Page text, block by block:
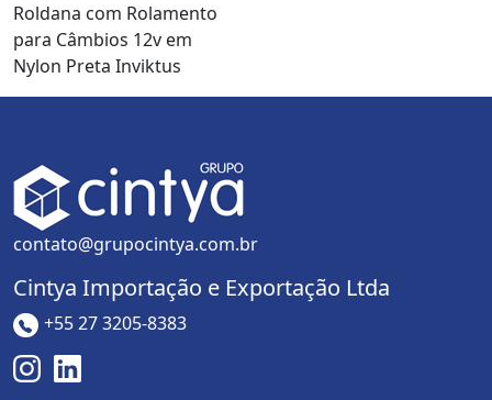
Roldana com Rolamento
para Câmbios 12v em
Nylon Preta Inviktus
contato@grupocintya.com.br
Cintya Importação e Exportação Ltda
+55 27 3205-8383